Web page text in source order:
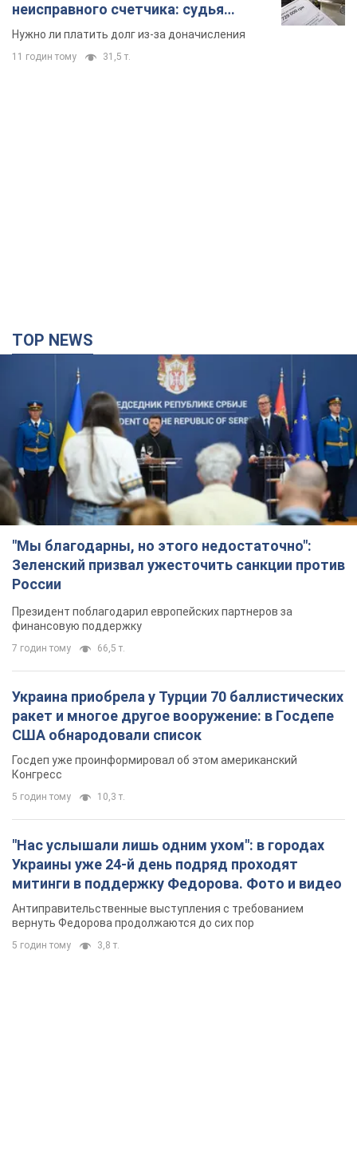
неисправного счетчика: судья
вынес неожиданное решение
Нужно ли платить долг из-за доначисления
11 годин тому 31,5 т.
TOP NEWS
"Мы благодарны, но этого недостаточно":
Зеленский призвал ужесточить санкции против
России
Президент поблагодарил европейских партнеров за
финансовую поддержку
7 годин тому 66,5 т.
Украина приобрела у Турции 70 баллистических
ракет и многое другое вооружение: в Госдепе
США обнародовали список
Госдеп уже проинформировал об этом американский
Конгресс
5 годин тому 10,3 т.
"Нас услышали лишь одним ухом": в городах
Украины уже 24-й день подряд проходят
митинги в поддержку Федорова. Фото и видео
Антиправительственные выступления с требованием
вернуть Федорова продолжаются до сих пор
5 годин тому 3,8 т.